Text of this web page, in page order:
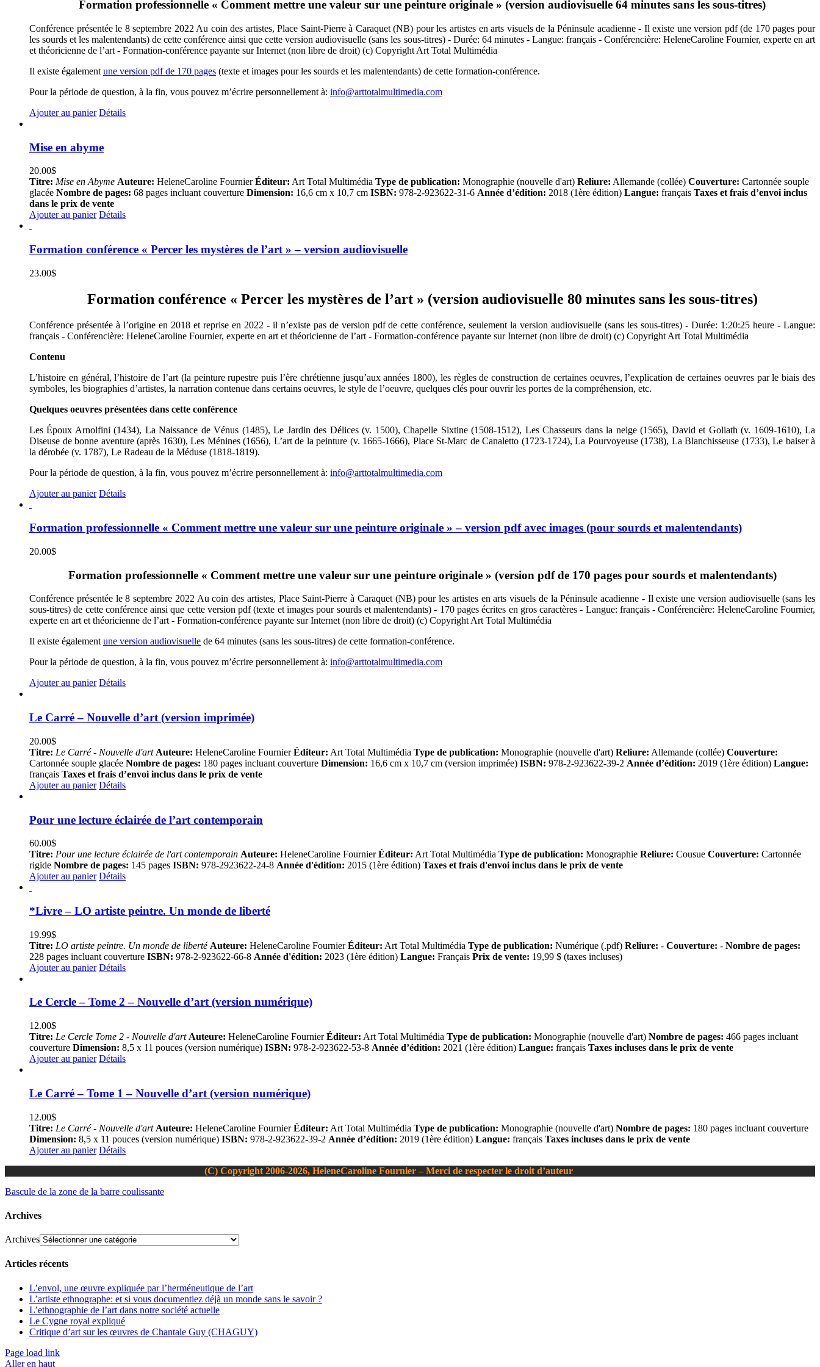
Formation professionnelle « Comment mettre une valeur sur une peinture originale » (version audiovisuelle 64 minutes sans les sous-titres)
Conférence présentée le 8 septembre 2022 Au coin des artistes, Place Saint-Pierre à Caraquet (NB) pour les artistes en arts visuels de la Péninsule acadienne - Il existe une version pdf (de 170 pages pour
les sourds et les malentendants) de cette conférence ainsi que cette version audiovisuelle (sans les sous-titres) - Durée: 64 minutes - Langue: français - Conférencière: HeleneCaroline Fournier, experte en art
et théoricienne de l’art - Formation-conférence payante sur Internet (non libre de droit) (c) Copyright Art Total Multimédia
Il existe également une version pdf de 170 pages (texte et images pour les sourds et les malentendants) de cette formation-conférence.
Pour la période de question, à la fin, vous pouvez m’écrire personnellement à: info@arttotalmultimedia.com
Ajouter au panier Détails
Mise en abyme
20.00$
Titre: Mise en Abyme Auteure: HeleneCaroline FournierÉditeur: Art Total Multimédia Type de publication: Monographie (nouvelle d'art) Reliure: Allemande (collée) Couverture: Cartonnée souple
glacée Nombre de pages: 68 pages incluant couverture Dimension: 16,6 cm x 10,7 cm ISBN: 978-2-923622-31-6 Année d’édition: 2018 (1ère édition) Langue: français Taxes et frais d’envoi inclus
dans le prix de vente
Ajouter au panier Détails
Formation conférence « Percer les mystères de l’art » – version audiovisuelle
23.00$
Formation conférence « Percer les mystères de l’art » (version audiovisuelle 80 minutes sans les sous-titres)
Conférence présentée à l’origine en 2018 et reprise en 2022 - il n’existe pas de version pdf de cette conférence, seulement la version audiovisuelle (sans les sous-titres) - Durée: 1:20:25 heure - Langue:
français - Conférencière: HeleneCaroline Fournier, experte en art et théoricienne de l’art - Formation-conférence payante sur Internet (non libre de droit) (c) Copyright Art Total Multimédia
Contenu
L’histoire en général, l’histoire de l’art (la peinture rupestre puis l’ère chrétienne jusqu’aux années 1800), les règles de construction de certaines oeuvres, l’explication de certaines oeuvres par le biais des
symboles, les biographies d’artistes, la narration contenue dans certains oeuvres, le style de l’oeuvre, quelques clés pour ouvrir les portes de la compréhension, etc.
Quelques oeuvres présentées dans cette conférence
Les Époux Arnolfini (1434), La Naissance de Vénus (1485), Le Jardin des Délices (v. 1500), Chapelle Sixtine (1508-1512), Les Chasseurs dans la neige (1565), David et Goliath (v. 1609-1610), La
Diseuse de bonne aventure (après 1630), Les Ménines (1656), L’art de la peinture (v. 1665-1666), Place St-Marc de Canaletto (1723-1724), La Pourvoyeuse (1738), La Blanchisseuse (1733), Le baiser à
la dérobée (v. 1787), Le Radeau de la Méduse (1818-1819).
Pour la période de question, à la fin, vous pouvez m’écrire personnellement à: info@arttotalmultimedia.com
Ajouter au panier Détails
Formation professionnelle « Comment mettre une valeur sur une peinture originale » – version pdf avec images (pour sourds et malentendants)
20.00$
Formation professionnelle « Comment mettre une valeur sur une peinture originale » (version pdf de 170 pages pour sourds et malentendants)
Conférence présentée le 8 septembre 2022 Au coin des artistes, Place Saint-Pierre à Caraquet (NB) pour les artistes en arts visuels de la Péninsule acadienne - Il existe une version audiovisuelle (sans les
sous-titres) de cette conférence ainsi que cette version pdf (texte et images pour sourds et malentendants) - 170 pages écrites en gros caractères - Langue: français - Conférencière: HeleneCaroline Fournier,
experte en art et théoricienne de l’art - Formation-conférence payante sur Internet (non libre de droit) (c) Copyright Art Total Multimédia
Il existe égalementune version audiovisuelle de 64 minutes (sans les sous-titres) de cette formation-conférence.
Pour la période de question, à la fin, vous pouvez m’écrire personnellement à: info@arttotalmultimedia.com
Ajouter au panier Détails
Le Carré – Nouvelle d’art (version imprimée)
20.00$
Titre: Le Carré - Nouvelle d'art Auteure: HeleneCaroline FournierÉditeur: Art Total Multimédia Type de publication: Monographie (nouvelle d'art) Reliure: Allemande (collée) Couverture:
Cartonnée souple glacée Nombre de pages: 180 pages incluant couverture Dimension: 16,6 cm x 10,7 cm (version imprimée) ISBN: 978-2-923622-39-2 Année d’édition: 2019 (1ère édition) Langue:
français Taxes et frais d’envoi inclus dans le prix de vente
Ajouter au panier Détails
Pour une lecture éclairée de l’art contemporain
60.00$
Titre: Pour une lecture éclairée de l'art contemporain Auteure: HeleneCaroline FournierÉditeur: Art Total Multimédia Type de publication: Monographie Reliure: Cousue Couverture: Cartonnée
rigide Nombre de pages: 145 pages ISBN: 978-2923622-24-8 Année d'édition: 2015 (1ère édition) Taxes et frais d'envoi inclus dans le prix de vente
Ajouter au panier Détails
*Livre – LO artiste peintre. Un monde de liberté
19.99$
Titre: LO artiste peintre. Un monde de liberté Auteure: HeleneCaroline FournierÉditeur: Art Total Multimédia Type de publication: Numérique (.pdf) Reliure: - Couverture: - Nombre de pages:
228 pages incluant couverture ISBN: 978-2-923622-66-8 Année d'édition: 2023 (1ère édition) Langue: Français Prix de vente: 19,99 $ (taxes incluses)
Ajouter au panier Détails
Le Cercle – Tome 2 – Nouvelle d’art (version numérique)
12.00$
Titre: Le Cercle Tome 2 - Nouvelle d'art Auteure: HeleneCaroline FournierÉditeur: Art Total Multimédia Type de publication: Monographie (nouvelle d'art) Nombre de pages: 466 pages incluant
couverture Dimension: 8,5 x 11 pouces (version numérique) ISBN: 978-2-923622-53-8 Année d’édition: 2021 (1ère édition) Langue: français Taxes incluses dans le prix de vente
Ajouter au panier Détails
Le Carré – Tome 1 – Nouvelle d’art (version numérique)
12.00$
Titre: Le Carré - Nouvelle d'art Auteure: HeleneCaroline FournierÉditeur: Art Total Multimédia Type de publication: Monographie (nouvelle d'art) Nombre de pages: 180 pages incluant couverture
Dimension: 8,5 x 11 pouces (version numérique) ISBN: 978-2-923622-39-2 Année d’édition: 2019 (1ère édition) Langue: français Taxes incluses dans le prix de vente
Ajouter au panier Détails
(C) Copyright 2006-2026, HeleneCaroline Fournier – Merci de respecter le droit d’auteur
Bascule de la zone de la barre coulissante
Archives
Archives
Articles récents
L’envol, une œuvre expliquée par l’herméneutique de l’art
L’artiste ethnographe: et si vous documentiez déjà un monde sans le savoir ?
L’ethnographie de l’art dans notre société actuelle
Le Cygne royal expliqué
Critique d’art sur les œuvres de Chantale Guy (CHAGUY)
Page load link
Aller en haut